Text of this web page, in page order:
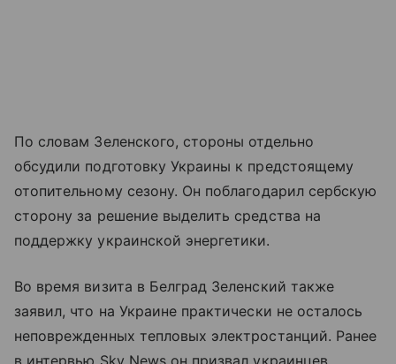
По словам Зеленского, стороны отдельно
обсудили подготовку Украины к предстоящему
отопительному сезону. Он поблагодарил сербскую
сторону за решение выделить средства на
поддержку украинской энергетики.
Во время визита в Белград Зеленский также
заявил, что на Украине практически не осталось
неповрежденных тепловых электростанций. Ранее
в интервью Sky News он призвал украинцев